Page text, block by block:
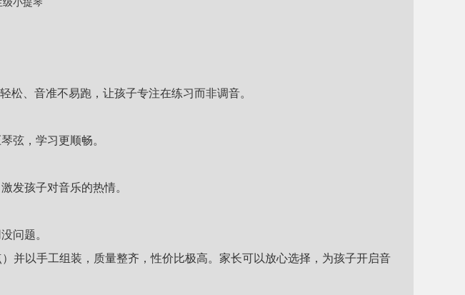
级小提琴
松、音准不易跑，让孩子专注在练习而非调音。
弦，学习更顺畅。
发孩子对音乐的热情。
问题。
并以手工组装，质量整齐，性价比极高。家长可以放心选择，为孩子开启音